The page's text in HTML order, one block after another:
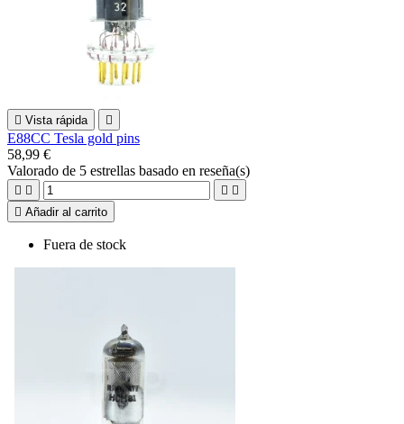
 Vista rápida 
E88CC Tesla gold pins
58,99 €
Valorado de 5 estrellas basado en reseña(s)
   
 Añadir al carrito
Fuera de stock